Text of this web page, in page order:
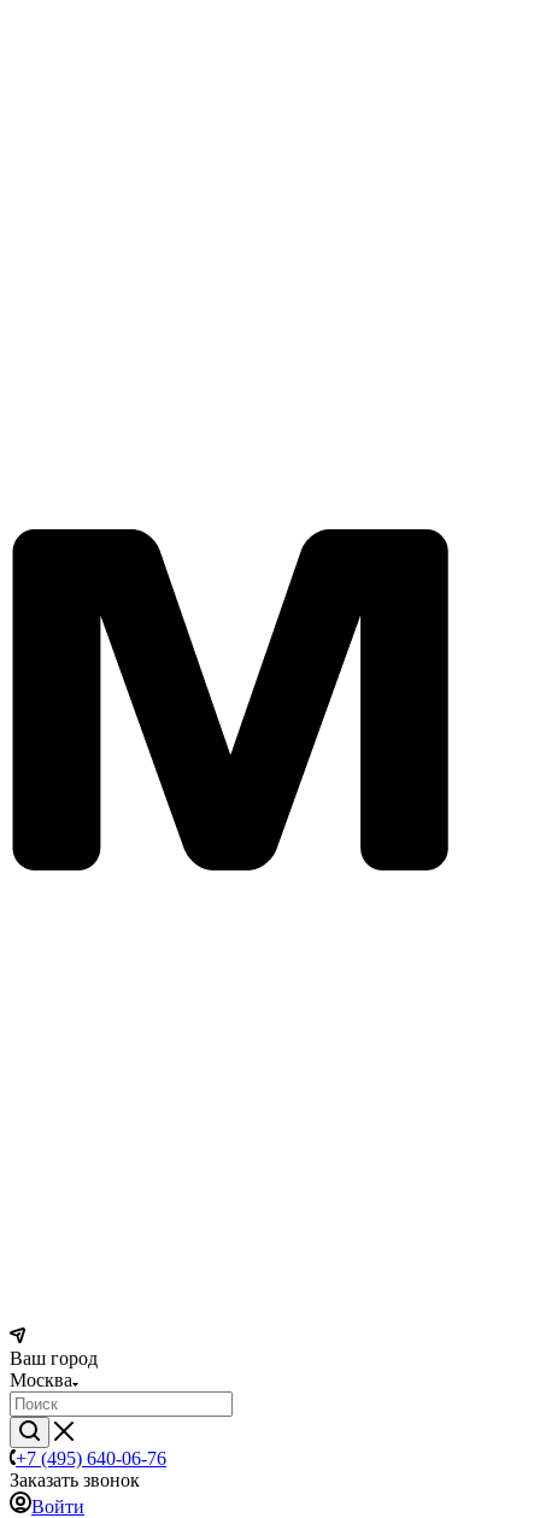
Ваш город
Москва
+7 (495) 640-06-76
Заказать звонок
Войти